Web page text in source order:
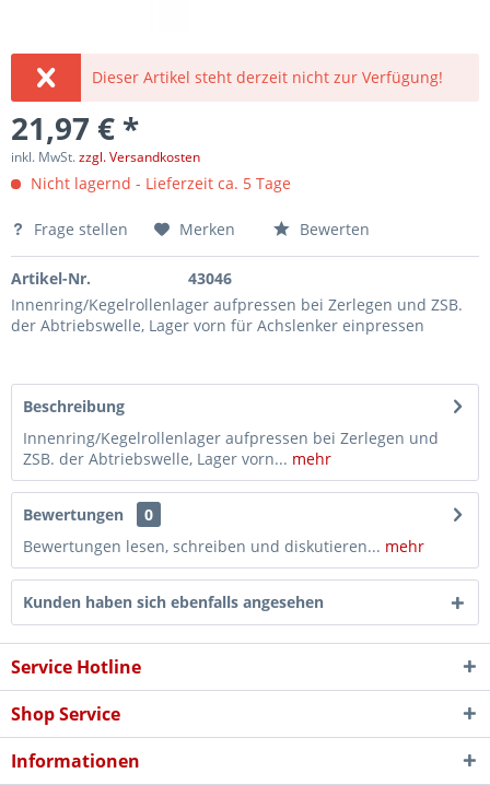
Dieser Artikel steht derzeit nicht zur Verfügung!
21,97 € *
inkl. MwSt.zzgl. Versandkosten
Nicht lagernd - Lieferzeit ca. 5 Tage
Frage stellen Merken Bewerten
Artikel-Nr.
43046
Innenring/Kegelrollenlager aufpressen bei Zerlegen und ZSB.
der Abtriebswelle, Lager vorn für Achslenker einpressen
Beschreibung
Innenring/Kegelrollenlager aufpressen bei Zerlegen und
ZSB. der Abtriebswelle, Lager vorn... mehr
Bewertungen
0
Bewertungen lesen, schreiben und diskutieren... mehr
Kunden haben sich ebenfalls angesehen
Service Hotline
Shop Service
Informationen